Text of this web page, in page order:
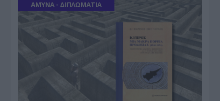
ΑΜΥΝΑ - ΔΙΠΛΩΜΑΤΙΑ